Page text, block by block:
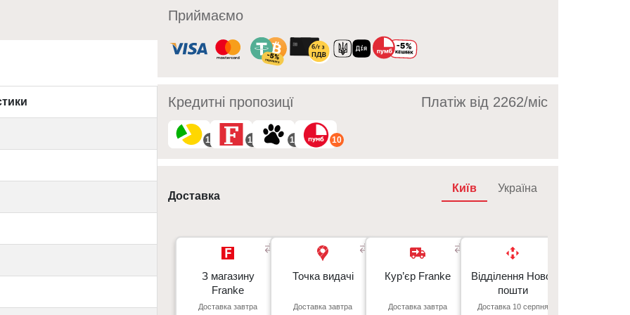
Приймаємо
Кредитні пропозицї Платіж від 2262/мic
10 10 10 10
Доставка
Київ Україна
З магазину
Franke
Доставка завтра
З магазину
Franke
Київ, пр. С. Бандери 23, ТЦ
Точка видачі
Доставка завтра
Точка видачі
м. Київ пр. Відрадний, 95к
Кур’єр Franke
Доставка завтра
Київ
- 50 грн/км від межі
Відділення Нової
пошти
Доставка 10 серпня
Доставка з легким
поверненням
Автоматичне